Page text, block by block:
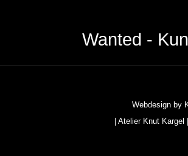
Wanted -
Webdesign by
|Atelier Knut Kargel